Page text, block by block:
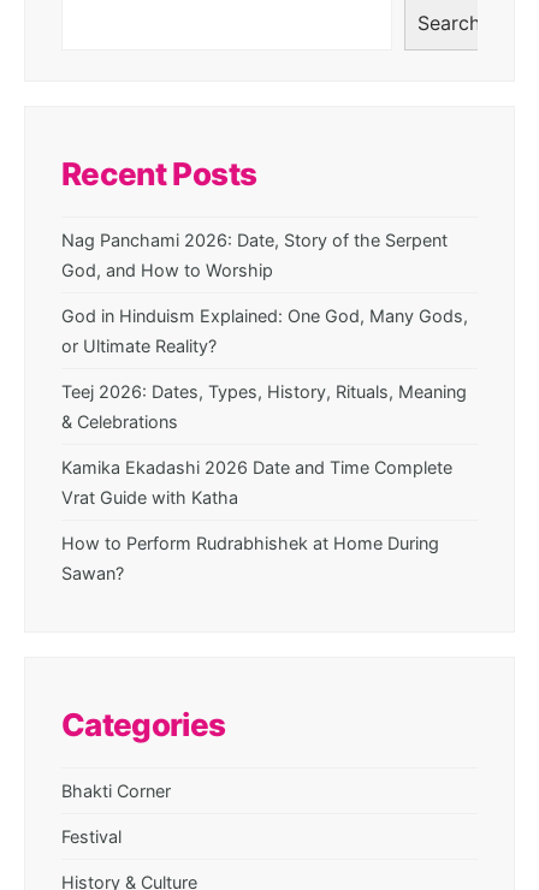
Search
Recent Posts
Nag Panchami 2026: Date, Story of the Serpent
God, and How to Worship
God in Hinduism Explained: One God, Many Gods,
or Ultimate Reality?
Teej 2026: Dates, Types, History, Rituals, Meaning
& Celebrations
Kamika Ekadashi 2026 Date and Time Complete
Vrat Guide with Katha
How to Perform Rudrabhishek at Home During
Sawan?
Categories
Bhakti Corner
Festival
History & Culture